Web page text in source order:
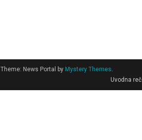
Theme: News Portal by Mystery Themes.
Uvodna reč